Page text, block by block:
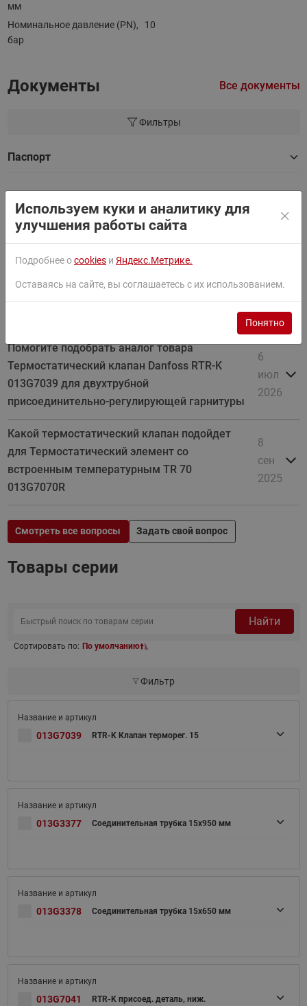
мм
Номинальное давление (PN),
бар
10
Документы Все документы
Фильтры
Паспорт
Руководство
Сертификат
Помогите подобрать аналог товара
Термостатический клапан Danfoss RTR-K
013G7039 для двухтрубной
присоединительно-регулирующей гарнитуры
6
июл
2026
Какой термостатический клапан подойдет
для Термостатический элемент со
встроенным температурным TR 70
013G7070R
8
сен
2025
Смотреть все вопросы Задать свой вопрос
Товары серии
Найти
Сортировать по: По умолчанию
Фильтр
013G7039 RTR-K Клапан терморег. 15
013G3377 Соединительная трубка 15х950 мм
013G3378 Соединительная трубка 15х650 мм
013G7041 RTR-K присоед. деталь, ниж.
Используем куки и аналитику для
улучшения работы сайта
Подробнее оcookies и Яндекс.Метрике.
Оставаясь на сайте, вы соглашаетесь с их использованием.
Понятно